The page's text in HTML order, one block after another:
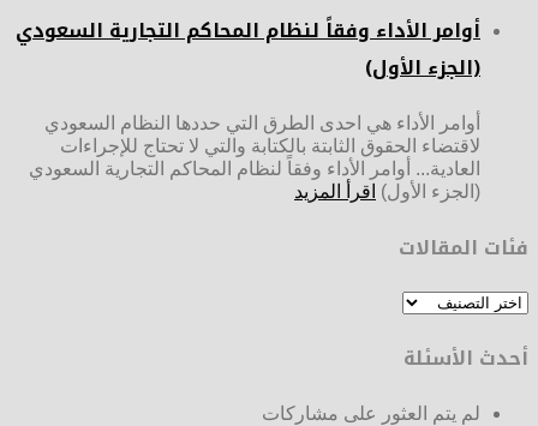
أوامر الأداء وفقاً لنظام المحاكم التجارية السعودي
(الجزء الأول)
أوامر الأداء هي احدى الطرق التي حددها النظام السعودي
لاقتضاء الحقوق الثابتة بالكتابة والتي لا تحتاج للإجراءات
العادية... أوامر الأداء وفقاً لنظام المحاكم التجارية السعودي
(الجزء الأول) اقرأ المزيد
فئات المقالات
فئات
أحدث الأسئلة
لم يتم العثور على مشاركات